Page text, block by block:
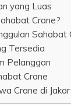
yang Luas
Crane?
Tersedia
Pelanggan
Crane
Crane di